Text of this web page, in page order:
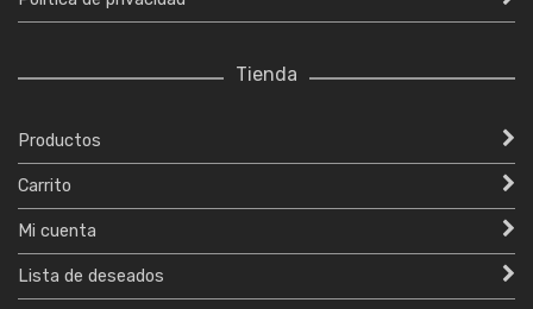
Tienda
Productos
Carrito
Mi cuenta
Lista de deseados